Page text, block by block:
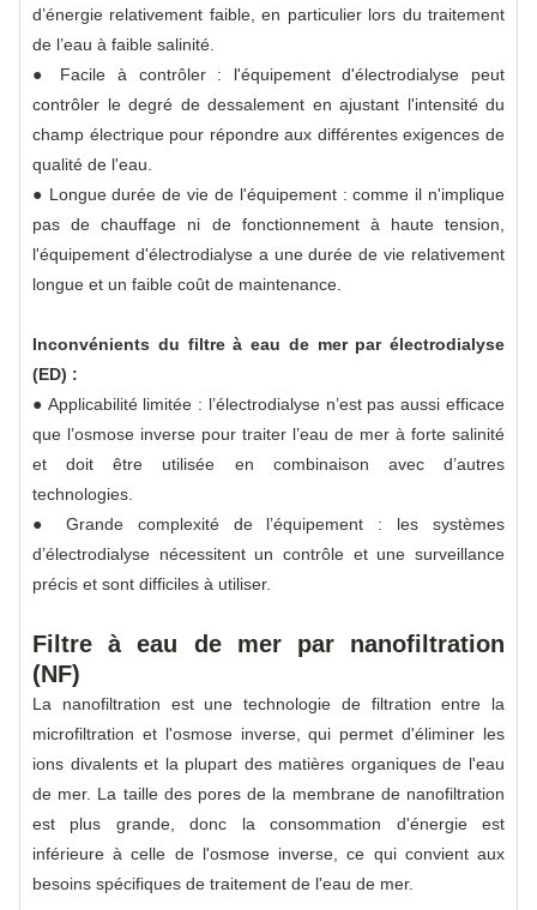
d’énergie relativement faible, en particulier lors du traitement
de l’eau à faible salinité.
● Facile à contrôler : l'équipement d'électrodialyse peut
contrôler le degré de dessalement en ajustant l'intensité du
champ électrique pour répondre aux différentes exigences de
qualité de l'eau.
● Longue durée de vie de l'équipement : comme il n'implique
pas de chauffage ni de fonctionnement à haute tension,
l'équipement d'électrodialyse a une durée de vie relativement
longue et un faible coût de maintenance.
Inconvénients du filtre à eau de mer par électrodialyse
(ED) :
● Applicabilité limitée : l’électrodialyse n’est pas aussi efficace
que l’osmose inverse pour traiter l’eau de mer à forte salinité
et doit être utilisée en combinaison avec d’autres
technologies.
● Grande complexité de l’équipement : les systèmes
d’électrodialyse nécessitent un contrôle et une surveillance
précis et sont difficiles à utiliser.
Filtre à eau de mer par nanofiltration
(NF)
La nanofiltration est une technologie de filtration entre la
microfiltration et l'osmose inverse, qui permet d'éliminer les
ions divalents et la plupart des matières organiques de l'eau
de mer. La taille des pores de la membrane de nanofiltration
est plus grande, donc la consommation d'énergie est
inférieure à celle de l'osmose inverse, ce qui convient aux
besoins spécifiques de traitement de l'eau de mer.